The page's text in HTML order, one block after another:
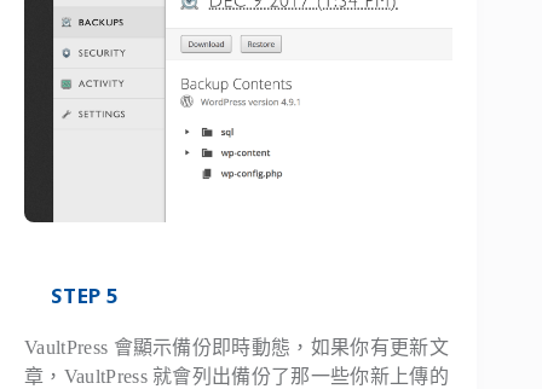
STEP 5
VaultPress 會顯示備份即時動態，如果你有更新文
章，VaultPress 就會列出備份了那一些你新上傳的